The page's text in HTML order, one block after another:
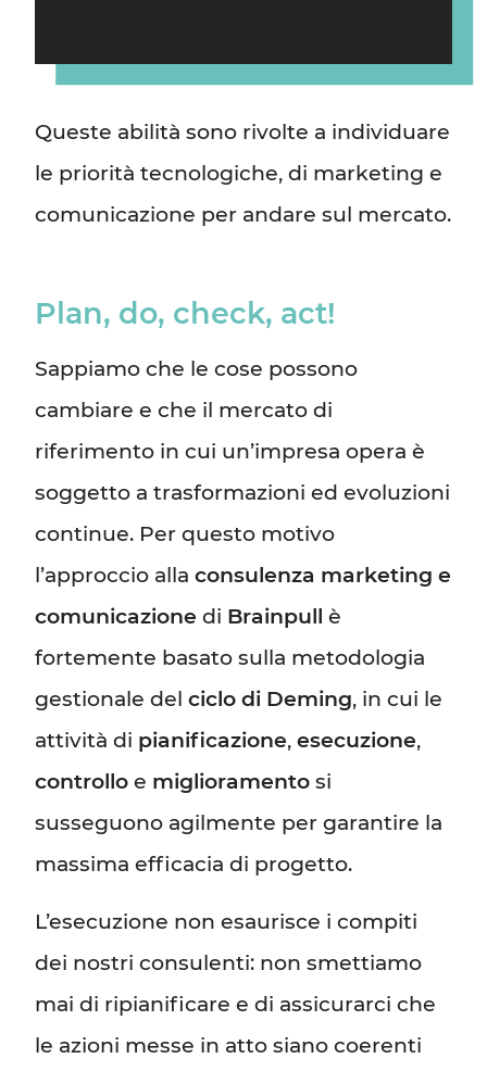
Queste abilità sono rivolte a individuare
le priorità tecnologiche, di marketing e
comunicazione per andare sul mercato.
Plan, do, check, act!
Sappiamo che le cose possono
cambiare e che il mercato di
riferimento in cui un’impresa opera è
soggetto a trasformazioni ed evoluzioni
continue. Per questo motivo
l’approccio allaconsulenza marketing e
comunicazionedi Brainpull è
fortemente basato sulla metodologia
gestionale delciclo di Deming, in cui le
attività di pianificazione,esecuzione,
controlloe miglioramentosi
susseguono agilmente per garantire la
massima efficacia di progetto.
L’esecuzione non esaurisce i compiti
dei nostri consulenti: non smettiamo
mai di ripianificare e di assicurarci che
le azioni messe in atto siano coerenti